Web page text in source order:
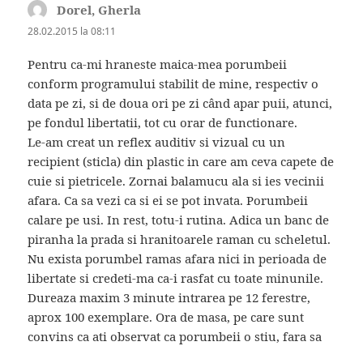
Dorel, Gherla
28.02.2015 la 08:11
Pentru ca-mi hraneste maica-mea porumbeii
conform programului stabilit de mine, respectiv o
data pe zi, si de doua ori pe zi când apar puii, atunci,
pe fondul libertatii, tot cu orar de functionare.
Le-am creat un reflex auditiv si vizual cu un
recipient (sticla) din plastic in care am ceva capete de
cuie si pietricele. Zornai balamucu ala si ies vecinii
afara. Ca sa vezi ca si ei se pot invata. Porumbeii
calare pe usi. In rest, totu-i rutina. Adica un banc de
piranha la prada si hranitoarele raman cu scheletul.
Nu exista porumbel ramas afara nici in perioada de
libertate si credeti-ma ca-i rasfat cu toate minunile.
Dureaza maxim 3 minute intrarea pe 12 ferestre,
aprox 100 exemplare. Ora de masa, pe care sunt
convins ca ati observat ca porumbeii o stiu, fara sa